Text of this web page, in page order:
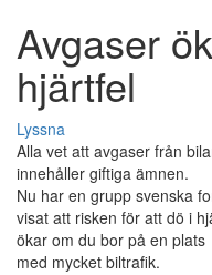
Avgaser
hjärtfel
Lyssna
Alla vet att avgaser från
innehåller giftiga ämnen.
Nu har en grupp svenska
visat att risken för att dö i
ökar om du bor på en plats
med mycket biltrafik.